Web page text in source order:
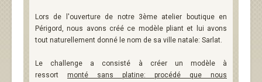
Lors de l'ouverture de notre 3ème atelier boutique en
Périgord, nous avons créé ce modèle pliant et lui avons
tout naturellement donné le nom de sa ville natale: Sarlat.
Le challenge a consisté à créer un modèle à
ressort monté sans platine: procédé que nous